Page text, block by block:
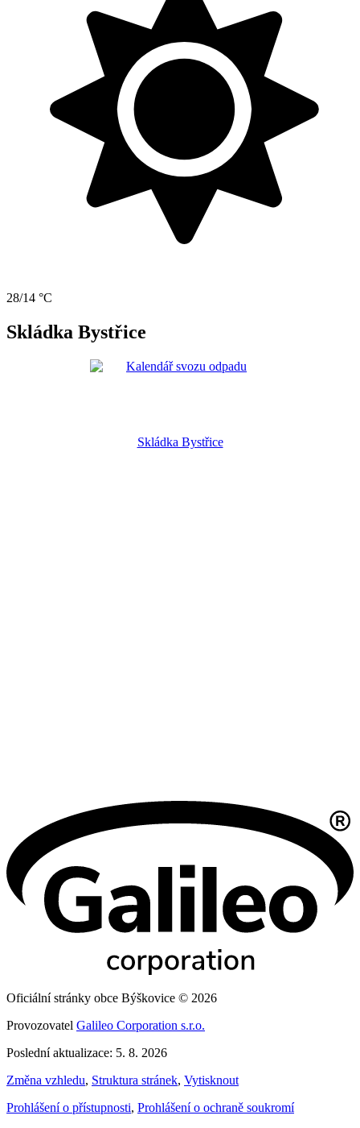
28/14 °C
Skládka Bystřice
Skládka Bystřice
Oficiální stránky obce Býškovice © 2026
Provozovatel Galileo Corporation s.r.o.
Poslední aktualizace: 5. 8. 2026
Změna vzhledu, Struktura stránek, Vytisknout
Prohlášení o přístupnosti, Prohlášení o ochraně soukromí